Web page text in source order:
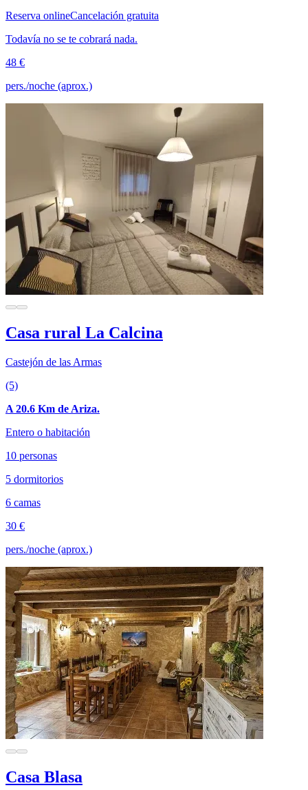
Reserva onlineCancelación gratuita
Todavía no se te cobrará nada.
48 €
pers./noche (aprox.)
Casa rural La Calcina
Castejón de las Armas
(5)
A 20.6 Km de Ariza.
Entero o habitación
10 personas
5 dormitorios
6 camas
30 €
pers./noche (aprox.)
Casa Blasa